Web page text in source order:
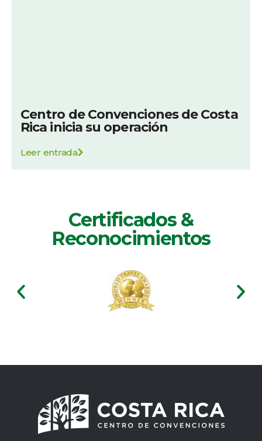
Centro de Convenciones de Costa
Rica inicia su operación
Leer entrada
Certificados &
Reconocimientos